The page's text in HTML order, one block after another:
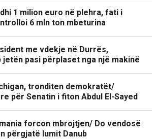
1 milion euro në plehra, fati i
6 mln ton mbeturina
me vdekje në Durrës,
jetën pasi përplaset nga një makinë
tronditen demokratët/
për Senatin i fiton Abdul El-Sayed
forcon mbrojtjen/ Do vendosë
përgjatë lumit Danub